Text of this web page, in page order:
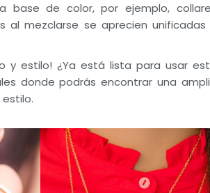
base de color, por ejemplo,
al mezclarse se aprecien unificadas
y estilo! ¿Ya está lista para usar
donde podrás encontrar una